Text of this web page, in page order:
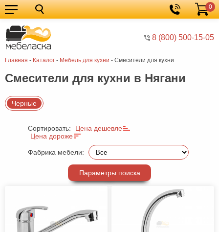
8 (800) 500-15-05
Корзина
0
Главная - Каталог - Мебель для кухни - Смесители для кухни
Кухонные
гарнитуры
Мебель
для
кухни
Мебель
для
спальни
Кровати
Шкафы
Диваны
мебель
Детская
мебель
Мебель
Офисная
Смесители для кухни в Нягани
Черные
Сортировать:
Цена дешевле
Цена дороже
Фабрика мебели:
Параметры поиска